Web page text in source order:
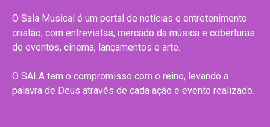
O Sala Musical é um portal de notícias e entretenimento
cristão, com entrevistas, mercado da música e coberturas
de eventos, cinema, lançamentos e arte.
O SALA tem o compromisso com o reino, levando a
palavra de Deus através de cada ação e evento realizado.